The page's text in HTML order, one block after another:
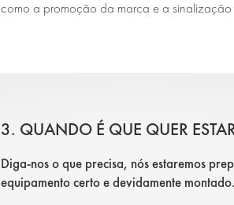
como a promoção da marca e a sinalização
3. QUANDO É QUE QUER
Diga-nos o que precisa, nós estaremos
equipamento certo e devidamente montado.